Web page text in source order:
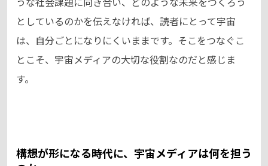
としているのかを伝えなければ、読者にとって宇宙
は、自分ごとになりにくいままです。そこをつなぐこ
とこそ、宇宙メディアの大切な役割なのだと感じま
す。
構想が形になる時代に、宇宙メディアは何を担う